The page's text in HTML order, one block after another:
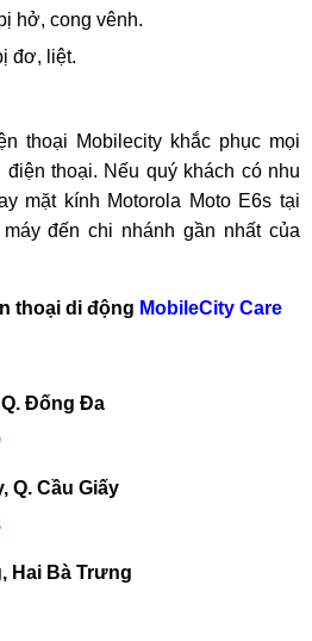
hở, cong vênh.
đơ, liệt.
thoại Mobilecity khắc phục mọi
thoại. Nếu quý khách có nhu
mặt kính Motorola Moto E6s tại
đến chi nhánh gần nhất của
thoại di động MobileCity Care
Q. Đống Đa
Q. Cầu Giấy
Hai Bà Trưng